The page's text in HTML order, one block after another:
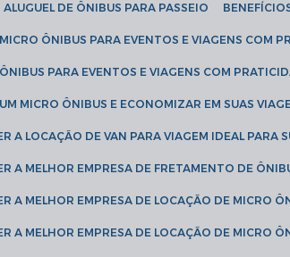
ALUGUEL DE ÔNIBUS PARA PASSEIO
MICRO ÔNIBUS PARA EVENTOS E VIAGENS COM
ÔNIBUS PARA EVENTOS E VIAGENS COM
UM MICRO ÔNIBUS E ECONOMIZAR EM SUAS
A LOCAÇÃO DE VAN PARA VIAGEM IDEAL PARA
A MELHOR EMPRESA DE FRETAMENTO DE
A MELHOR EMPRESA DE LOCAÇÃO DE MICRO
A MELHOR EMPRESA DE LOCAÇÃO DE MICRO